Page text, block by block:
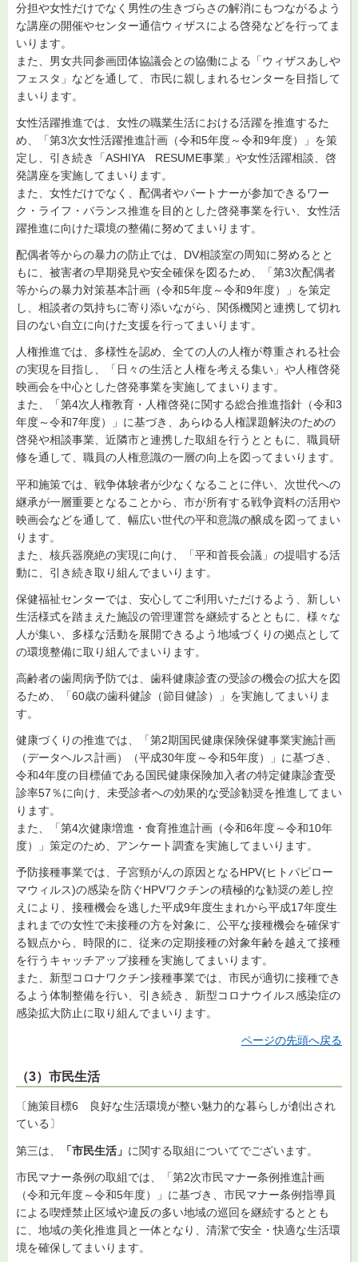
分担や女性だけでなく男性の生きづらさの解消にもつながるよう
な講座の開催やセンター通信ウィザスによる啓発などを行ってま
いります。
また、男女共同参画団体協議会との協働による「ウィザスあしや
フェスタ」などを通して、市民に親しまれるセンターを目指して
まいります。
女性活躍推進では、女性の職業生活における活躍を推進するた
め、「第3次女性活躍推進計画（令和5年度～令和9年度）」を策
定し、引き続き「ASHIYA RESUME事業」や女性活躍相談、啓
発講座を実施してまいります。
また、女性だけでなく、配偶者やパートナーが参加できるワー
ク・ライフ・バランス推進を目的とした啓発事業を行い、女性活
躍推進に向けた環境の整備に努めてまいります。
配偶者等からの暴力の防止では、DV相談室の周知に努めるとと
もに、被害者の早期発見や安全確保を図るため、「第3次配偶者
等からの暴力対策基本計画（令和5年度～令和9年度）」を策定
し、相談者の気持ちに寄り添いながら、関係機関と連携して切れ
目のない自立に向けた支援を行ってまいります。
人権推進では、多様性を認め、全ての人の人権が尊重される社会
の実現を目指し、「日々の生活と人権を考える集い」や人権啓発
映画会を中心とした啓発事業を実施してまいります。
また、「第4次人権教育・人権啓発に関する総合推進指針（令和3
年度～令和7年度）」に基づき、あらゆる人権課題解決のための
啓発や相談事業、近隣市と連携した取組を行うとともに、職員研
修を通して、職員の人権意識の一層の向上を図ってまいります。
平和施策では、戦争体験者が少なくなることに伴い、次世代への
継承が一層重要となることから、市が所有する戦争資料の活用や
映画会などを通して、幅広い世代の平和意識の醸成を図ってまい
ります。
また、核兵器廃絶の実現に向け、「平和首長会議」の提唱する活
動に、引き続き取り組んでまいります。
保健福祉センターでは、安心してご利用いただけるよう、新しい
生活様式を踏まえた施設の管理運営を継続するとともに、様々な
人が集い、多様な活動を展開できるよう地域づくりの拠点として
の環境整備に取り組んでまいります。
高齢者の歯周病予防では、歯科健康診査の受診の機会の拡大を図
るため、「60歳の歯科健診（節目健診）」を実施してまいりま
す。
健康づくりの推進では、「第2期国民健康保険保健事業実施計画
（データヘルス計画）（平成30年度～令和5年度）」に基づき、
令和4年度の目標値である国民健康保険加入者の特定健康診査受
診率57％に向け、未受診者への効果的な受診勧奨を推進してまい
ります。
また、「第4次健康増進・食育推進計画（令和6年度～令和10年
度）」策定のため、アンケート調査を実施してまいります。
予防接種事業では、子宮頸がんの原因となるHPV(ヒトパピロー
マウィルス)の感染を防ぐHPVワクチンの積極的な勧奨の差し控
えにより、接種機会を逃した平成9年度生まれから平成17年度生
まれまでの女性で未接種の方を対象に、公平な接種機会を確保す
る観点から、時限的に、従来の定期接種の対象年齢を越えて接種
を行うキャッチアップ接種を実施してまいります。
また、新型コロナワクチン接種事業では、市民が適切に接種でき
るよう体制整備を行い、引き続き、新型コロナウイルス感染症の
感染拡大防止に取り組んでまいります。
ページの先頭へ戻る
（3）市民生活
〔施策目標6 良好な生活環境が整い魅力的な暮らしが創出され
ている〕
第三は、 「市民生活」 に関する取組についてでございます。
市民マナー条例の取組では、「第2次市民マナー条例推進計画
（令和元年度～令和5年度）」に基づき、市民マナー条例指導員
による喫煙禁止区域や違反の多い地域の巡回を継続するととも
に、地域の美化推進員と一体となり、清潔で安全・快適な生活環
境を確保してまいります。